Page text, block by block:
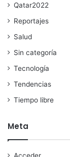
Qatar2022
Reportajes
Salud
Sin categoría
Tecnología
Tendencias
Tiempo libre
Meta